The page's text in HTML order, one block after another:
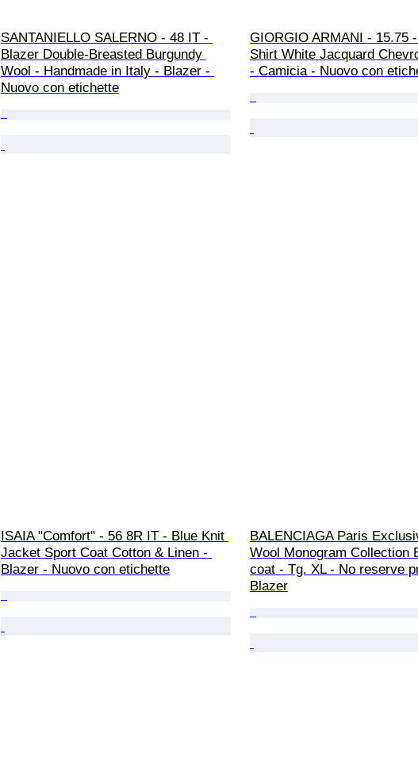
SANTANIELLO SALERNO - 48 IT -
Blazer Double-Breasted Burgundy
Wool - Handmade in Italy - Blazer -
Nuovo con etichette
GIORGIO ARMANI - 15.75
Shirt White Jacquard
- Camicia - Nuovo con
ISAIA "Comfort" - 56 8R IT - Blue Knit
Jacket Sport Coat Cotton & Linen -
Blazer - Nuovo con etichette
BALENCIAGA Paris
Wool Monogram Collection
coat - Tg. XL - No reserve
Blazer